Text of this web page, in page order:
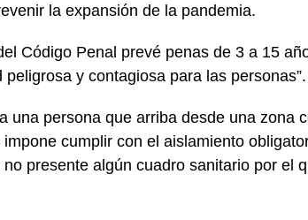
la expansión de la pandemia.
Código Penal prevé penas de 3 a 15
y contagiosa para las personas”.
una persona que arriba desde una zona
cumplir con el aislamiento
presente algún cuadro sanitario por el